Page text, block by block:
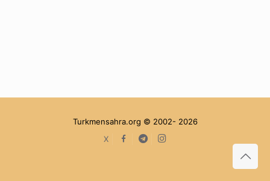
Turkmensahra.org © 2002- 2026
X
facebookTelegramInstagram